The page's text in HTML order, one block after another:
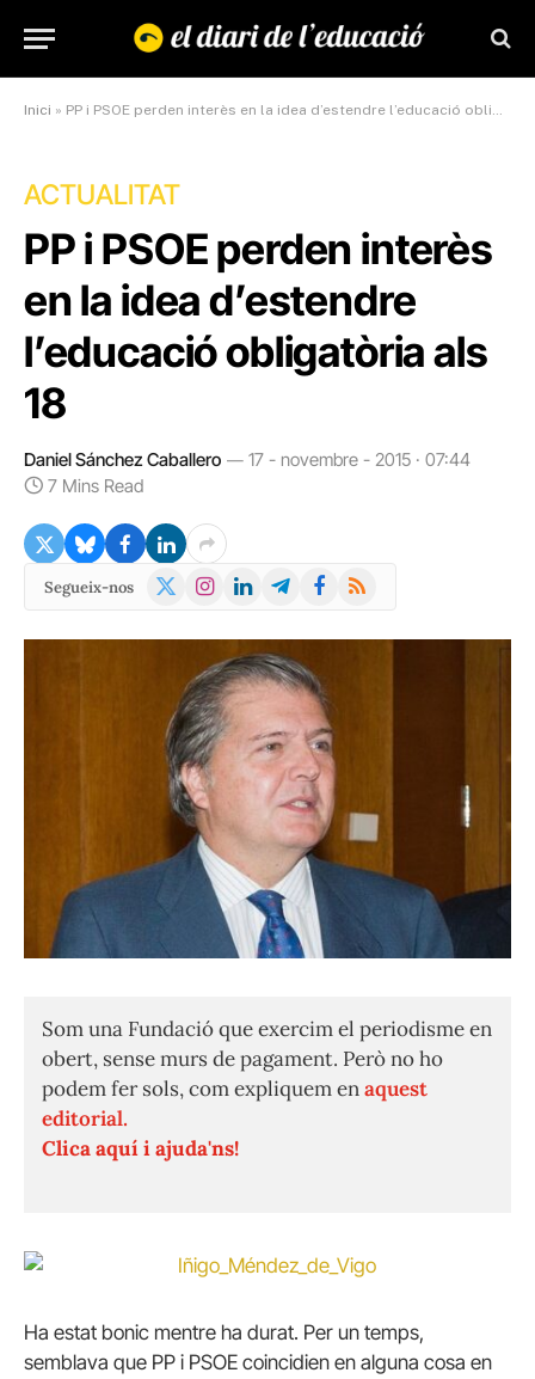
Inici » PP i PSOE perden interès en la idea d’estendre l’educació obligatòria als 18
ACTUALITAT
PP i PSOE perden interès
en la idea d’estendre
l’educació obligatòria als
18
Daniel Sánchez Caballero
17 - novembre - 2015 · 07:44
7 Mins Read
Segueix-nos
X
Instagram
LinkedInTelegramFacebook
RSS
Som una Fundació que exercim el periodisme en
obert, sense murs de pagament. Però no ho
podem fer sols, com expliquem enaquest
editorial.
Clica aquí i ajuda'ns!
Ha estat bonic mentre ha durat. Per un temps,
semblava que PP i PSOE coincidien en alguna cosa en